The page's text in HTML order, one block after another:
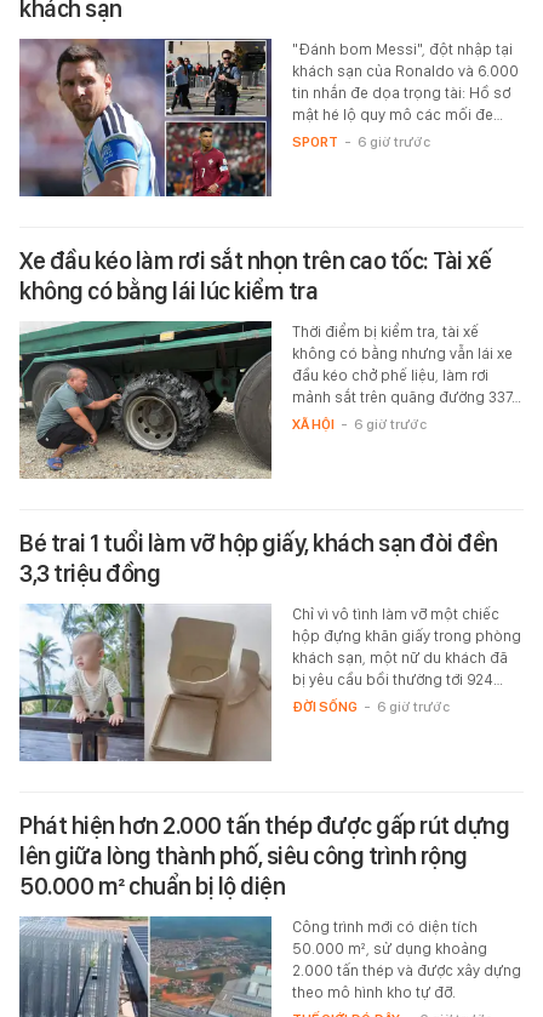
khách sạn
"Đánh bom Messi", đột nhập tại
khách sạn của Ronaldo và 6.000
tin nhắn đe dọa trọng tài: Hồ sơ
mật hé lộ quy mô các mối đe…
SPORT - 6 giờ trước
Xe đầu kéo làm rơi sắt nhọn trên cao tốc: Tài xế
không có bằng lái lúc kiểm tra
Thời điểm bị kiểm tra, tài xế
không có bằng nhưng vẫn lái xe
đầu kéo chở phế liệu, làm rơi
mảnh sắt trên quãng đường 337…
XÃ HỘI - 6 giờ trước
Bé trai 1 tuổi làm vỡ hộp giấy, khách sạn đòi đền
3,3 triệu đồng
Chỉ vì vô tình làm vỡ một chiếc
hộp đựng khăn giấy trong phòng
khách sạn, một nữ du khách đã
bị yêu cầu bồi thường tới 924…
ĐỜI SỐNG - 6 giờ trước
Phát hiện hơn 2.000 tấn thép được gấp rút dựng
lên giữa lòng thành phố, siêu công trình rộng
50.000 m² chuẩn bị lộ diện
Công trình mới có diện tích
50.000 m², sử dụng khoảng
2.000 tấn thép và được xây dựng
theo mô hình kho tự đỡ.